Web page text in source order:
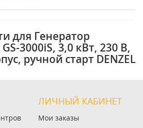
для Генератор
3000iS, 3,0 кВт, 230 В,
ручной старт DENZEL
ЛИЧНЫЙ КАБИНЕТ
Мои заказы